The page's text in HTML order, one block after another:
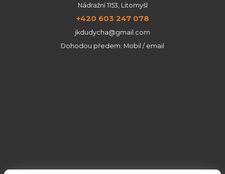
Nádražní 1153, Litomyšl
+420 603 247 078
jkdudycha@gmail.com
Dohodou předem: Mobil / email